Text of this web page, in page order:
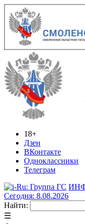
18+
Дзен
ВКонтакте
Одноклассники
Телеграм
Сегодня: 8.08.2026
Найти:
☰